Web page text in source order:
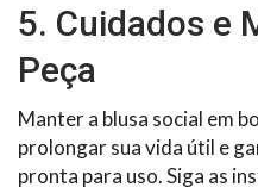
5. Cuidados e
Peça
Manter a blusa social em
prolongar sua vida útil e
pronta para uso. Siga as